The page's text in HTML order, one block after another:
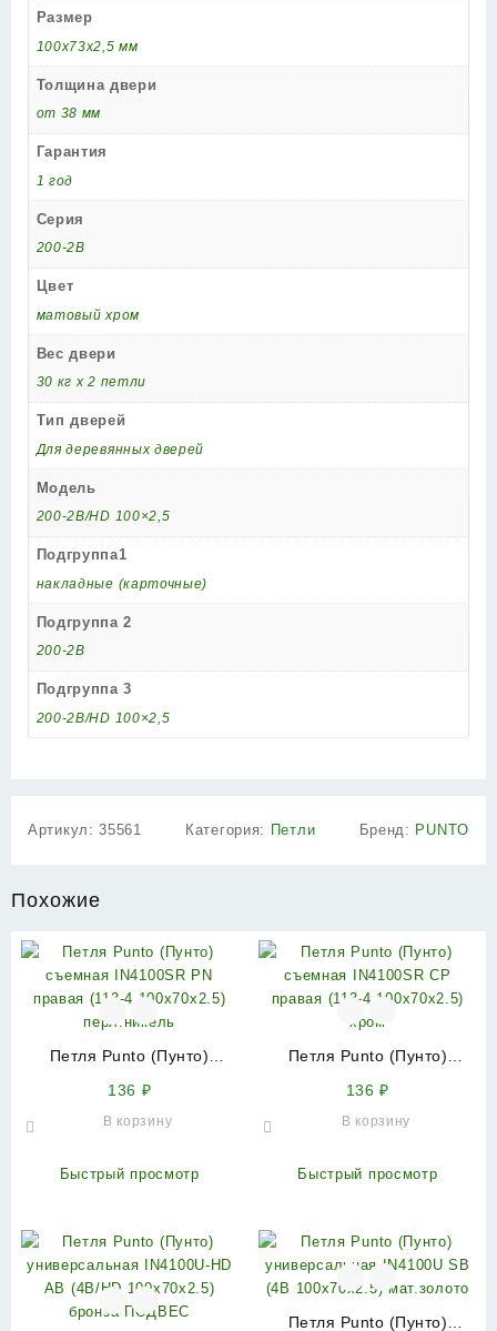
Размер
100x73x2,5 мм
Толщина двери
от 38 мм
Гарантия
1 год
Серия
200-2B
Цвет
матовый хром
Вес двери
30 кг х 2 петли
Тип дверей
Для деревянных дверей
Модель
200-2B/HD 100×2,5
Подгруппа1
накладные (карточные)
Подгруппа 2
200-2B
Подгруппа 3
200-2B/HD 100×2,5
Артикул:35561 Категория: Петли Бренд: PUNTO
Похожие
Петля Punto (Пунто)
перл.никель
136 ₽
В корзину
Быстрый просмотр
Петля Punto (Пунто)
хром
136₽
В корзину
Быстрый просмотр
Петля Punto (Пунто)